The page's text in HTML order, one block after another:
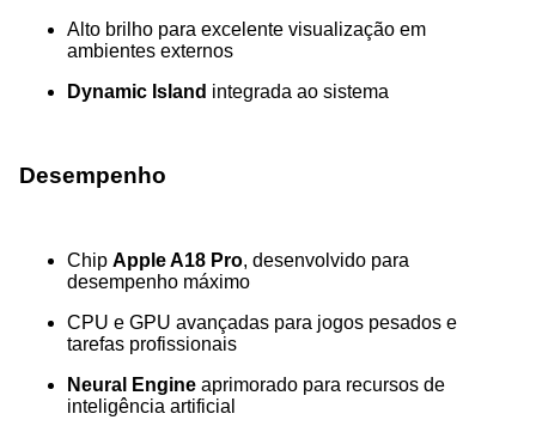
Alto brilho para excelente visualização em
ambientes externos
Dynamic Island integrada ao sistema
Desempenho
Chip Apple A18 Pro, desenvolvido para
desempenho máximo
CPU e GPU avançadas para jogos pesados e
tarefas profissionais
Neural Engine aprimorado para recursos de
inteligência artificial